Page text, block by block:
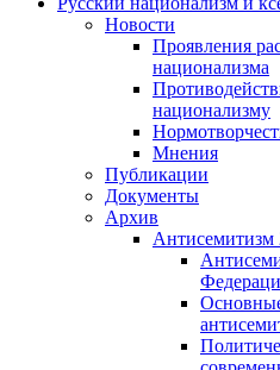
Новости
Проявления
национализма
национализму
Мнения
Публикации
Документы
Архив
Антисемитизм